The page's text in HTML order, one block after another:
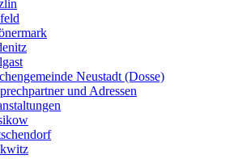
Neustadt (Dosse)
und Adressen